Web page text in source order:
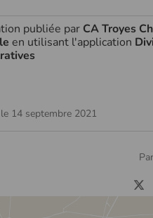
publiée par CA Troyes
en utilisant l'application
14 septembre 2021